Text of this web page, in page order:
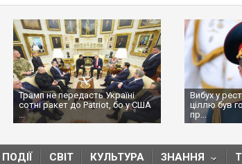
Трамп не передасть Україні
сотні ракет до Patriot, бо у США
...
Вибух у
ціллю був
пр...
СВІТ КУЛЬТУРА ЗНАННЯ